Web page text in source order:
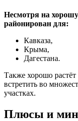
Несмотря на
районирован для:
Кавказа,
Крыма,
Дагестана.
Также хорошо
встретить во
участках.
Плюсы и